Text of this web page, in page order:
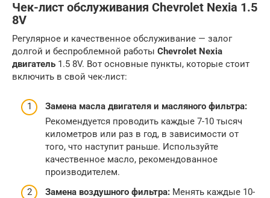
Чек-лист обслуживания Chevrolet Nexia 1.5
8V
Регулярное и качественное обслуживание — залог
долгой и беспроблемной работы Chevrolet Nexia
двигатель 1.5 8V. Вот основные пункты, которые стоит
включить в свой чек-лист:
Замена масла двигателя и масляного фильтра:
Рекомендуется проводить каждые 7-10 тысяч
километров или раз в год, в зависимости от
того, что наступит раньше. Используйте
качественное масло, рекомендованное
производителем.
Замена воздушного фильтра: Менять каждые 10-